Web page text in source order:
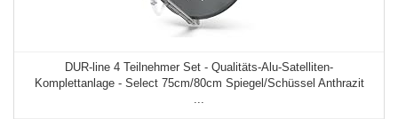
DUR-line 4 Teilnehmer Set - Qualitäts-Alu-Satelliten-
Komplettanlage - Select 75cm/80cm Spiegel/Schüssel Anthrazit